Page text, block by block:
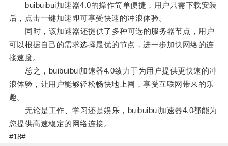
buibuibui加速器4.0的操作简单便捷，用户只需下载安装
后，点击一键加速即可享受快速的冲浪体验。
同时，该加速器还提供了多种可选的服务器节点，用户
可以根据自己的需求选择最优的节点，进一步加快网络的连
接速度。
总之，buibuibui加速器4.0致力于为用户提供更快速的冲
浪体验，让用户能够轻松畅快地上网，享受互联网带来的乐
趣。
无论是工作、学习还是娱乐，buibuibui加速器4.0都能为
您提供高速稳定的网络连接。
#18#